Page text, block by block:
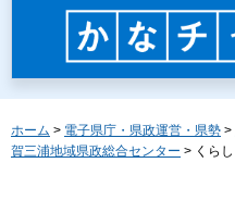
ホーム > 電子県庁・県政運営・県勢 >
賀三浦地域県政総合センター > くらし